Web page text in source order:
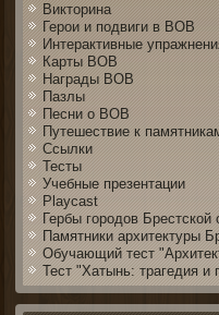
Викторина
Герои и подвиги в ВОВ
Интерактивные
Карты ВОВ
Награды ВОВ
Пазлы
Песни о ВОВ
Путешествие к
Ссылки
Тесты
Учебные презентации
Playcast
Гербы городов Брестской
Памятники архитектуры
Обучающий тест
Тест "Хатынь: трагедия и